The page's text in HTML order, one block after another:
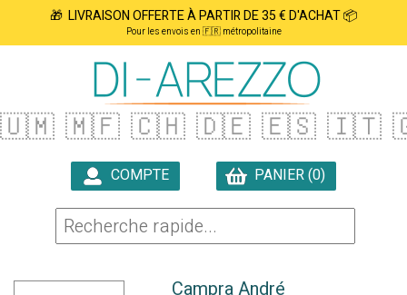
🎁 LIVRAISON OFFERTE À PARTIR DE 35 € D'ACHAT 📦
Pour les envois en 🇫🇷 métropolitaine
🇺🇲 🇲🇫 🇨🇭 🇩🇪 🇪🇸 🇮🇹
COMPTE
PANIER (0)
Campra André